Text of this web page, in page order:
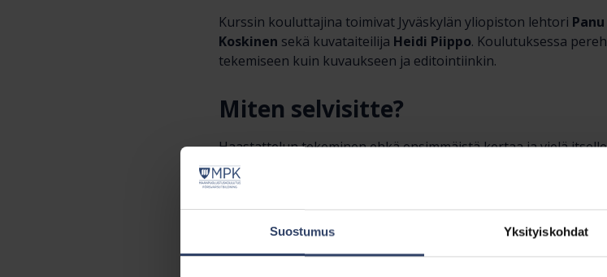
Suostumus Yksityiskohdat
Kurssin kouluttajina toimivat Jyväskylän yliopiston lehtori
Koskinen sekä kuvataiteilija Heidi Piippo. Koulutuksessa
tekemiseen kuin kuvaukseen ja editointiinkin.
Miten selvisitte?
Haastattelun tekeminen ehkä ensimmäistä kertaa ja vielä
tuntuu kehdata olla tietämätön ja heittäytyä haastattelemaan?
– Tyypillisesti suomalainen kangistuu kameran nähdessään,